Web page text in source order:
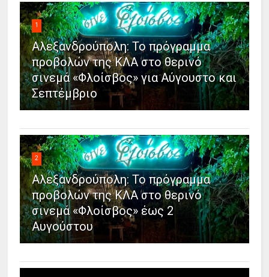
1
Αλεξανδρούπολη: Το πρόγραμμα
προβολών της ΚΛΑ στο θερινό
σινεμά «Φλοίσβος» για Αύγουστο και
Σεπτέμβριο
2
Αλεξανδρούπολη: Το πρόγραμμα
προβολών της ΚΛΑ στο θερινό
σινεμά «Φλοίσβος» έως 2
Αυγούστου